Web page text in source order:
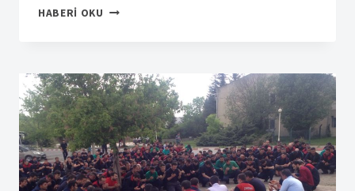
HABERI OKU TRAKYA’DA
DURDU